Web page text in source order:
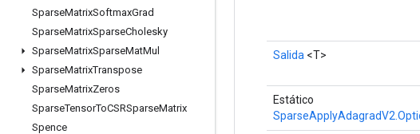
SparseMatrixSoftmaxGrad
SparseMatrixSparseCholesky
SparseMatrixSparseMatMul
SparseMatrixTranspose
SparseMatrixZeros
SparseTensorToCSRSparseMatrix
Spence
Salida <T>
Estático